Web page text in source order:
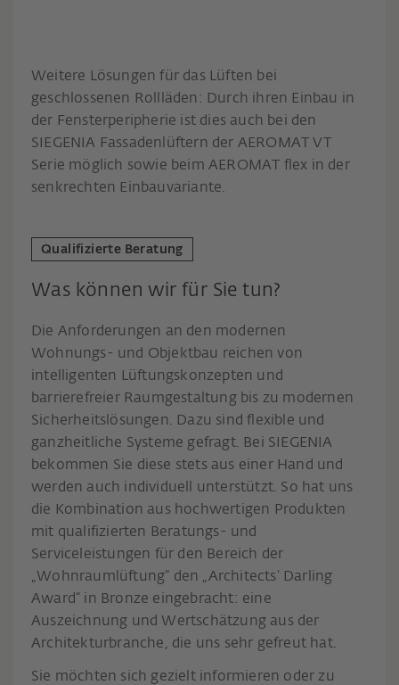
Weitere Lösungen für das Lüften bei
geschlossenen Rollläden: Durch ihren Einbau in
der Fensterperipherie ist dies auch bei den
SIEGENIA Fassadenlüftern der AEROMAT VT
Serie möglich sowie beim AEROMAT flex in der
senkrechten Einbauvariante.
Qualifizierte Beratung
Was können wir für Sie tun?
Die Anforderungen an den modernen
Wohnungs- und Objektbau reichen von
intelligenten Lüftungskonzepten und
barrierefreier Raumgestaltung bis zu modernen
Sicherheitslösungen. Dazu sind flexible und
ganzheitliche Systeme gefragt. Bei SIEGENIA
bekommen Sie diese stets aus einer Hand und
werden auch individuell unterstützt. So hat uns
die Kombination aus hochwertigen Produkten
mit qualifizierten Beratungs- und
Serviceleistungen für den Bereich der
„Wohnraumlüftung“ den „Architects‘ Darling
Award“ in Bronze eingebracht: eine
Auszeichnung und Wertschätzung aus der
Architekturbranche, die uns sehr gefreut hat.
Sie möchten sich gezielt informieren oder zu